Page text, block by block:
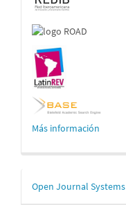
Más información
Desarrollado
Open Journal Systems